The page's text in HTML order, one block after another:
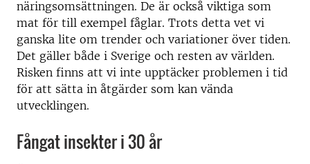
näringsomsättningen. De är också viktiga som
mat för till exempel fåglar. Trots detta vet vi
ganska lite om trender och variationer över tiden.
Det gäller både i Sverige och resten av världen.
Risken finns att vi inte upptäcker problemen i tid
för att sätta in åtgärder som kan vända
utvecklingen.
Fångat insekter i 30 år